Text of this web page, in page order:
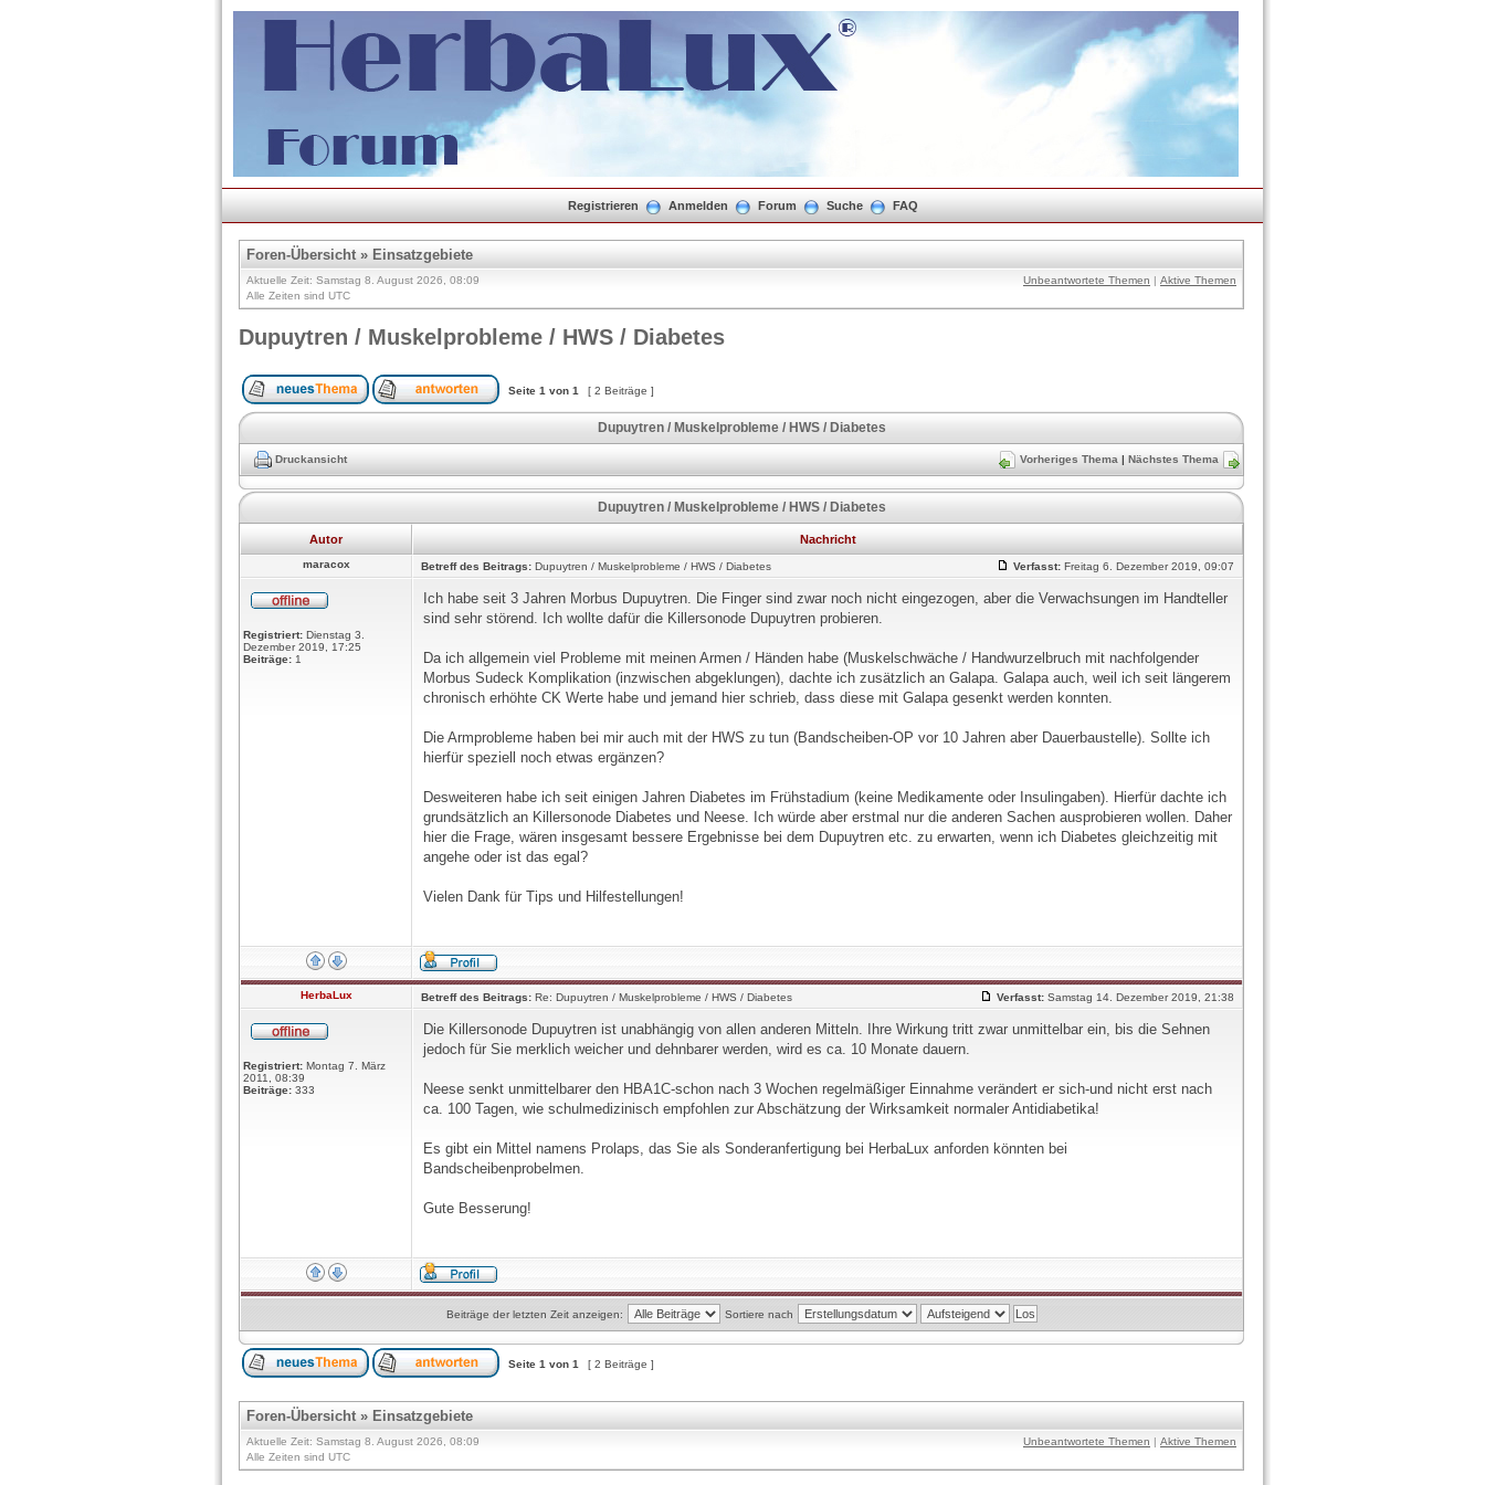
Registrieren Anmelden Forum Suche FAQ
Foren-Übersicht» Einsatzgebiete
Aktuelle Zeit: Samstag 8. August 2026, 08:09
Alle Zeiten sind UTC
Unbeantwortete Themen | Aktive Themen
Dupuytren / Muskelprobleme / HWS / Diabetes
Seite 1 von 1 [ 2 Beiträge ]
Dupuytren / Muskelprobleme / HWS / Diabetes
Druckansicht Vorheriges Thema | Nächstes Thema
Dupuytren / Muskelprobleme / HWS / Diabetes
Autor Nachricht
maracox Betreff des Beitrags: Dupuytren / Muskelprobleme / HWS / Diabetes Verfasst: Freitag 6. Dezember 2019, 09:07
Registriert: Dienstag 3.
Dezember 2019, 17:25
Beiträge: 1
Ich habe seit 3 Jahren Morbus Dupuytren. Die Finger sind zwar noch nicht eingezogen, aber die Verwachsungen im Handteller
sind sehr störend. Ich wollte dafür die Killersonode Dupuytren probieren.
Da ich allgemein viel Probleme mit meinen Armen / Händen habe (Muskelschwäche / Handwurzelbruch mit nachfolgender
Morbus Sudeck Komplikation (inzwischen abgeklungen), dachte ich zusätzlich an Galapa. Galapa auch, weil ich seit längerem
chronisch erhöhte CK Werte habe und jemand hier schrieb, dass diese mit Galapa gesenkt werden konnten.
Die Armprobleme haben bei mir auch mit der HWS zu tun (Bandscheiben-OP vor 10 Jahren aber Dauerbaustelle). Sollte ich
hierfür speziell noch etwas ergänzen?
Desweiteren habe ich seit einigen Jahren Diabetes im Frühstadium (keine Medikamente oder Insulingaben). Hierfür dachte ich
grundsätzlich an Killersonode Diabetes und Neese. Ich würde aber erstmal nur die anderen Sachen ausprobieren wollen. Daher
hier die Frage, wären insgesamt bessere Ergebnisse bei dem Dupuytren etc. zu erwarten, wenn ich Diabetes gleichzeitig mit
angehe oder ist das egal?
Vielen Dank für Tips und Hilfestellungen!
HerbaLux Betreff des Beitrags: Re: Dupuytren / Muskelprobleme / HWS / Diabetes Verfasst: Samstag 14. Dezember 2019, 21:38
Registriert: Montag 7. März
2011, 08:39
Beiträge: 333
Die Killersonode Dupuytren ist unabhängig von allen anderen Mitteln. Ihre Wirkung tritt zwar unmittelbar ein, bis die Sehnen
jedoch für Sie merklich weicher und dehnbarer werden, wird es ca. 10 Monate dauern.
Neese senkt unmittelbarer den HBA1C-schon nach 3 Wochen regelmäßiger Einnahme verändert er sich-und nicht erst nach
ca. 100 Tagen, wie schulmedizinisch empfohlen zur Abschätzung der Wirksamkeit normaler Antidiabetika!
Es gibt ein Mittel namens Prolaps, das Sie als Sonderanfertigung bei HerbaLux anforden könnten bei
Bandscheibenprobelmen.
Gute Besserung!
Beiträge der letzten Zeit anzeigen: Sortiere nach
Seite 1 von 1 [ 2 Beiträge ]
Foren-Übersicht» Einsatzgebiete
Aktuelle Zeit: Samstag 8. August 2026, 08:09
Alle Zeiten sind UTC
Unbeantwortete Themen | Aktive Themen